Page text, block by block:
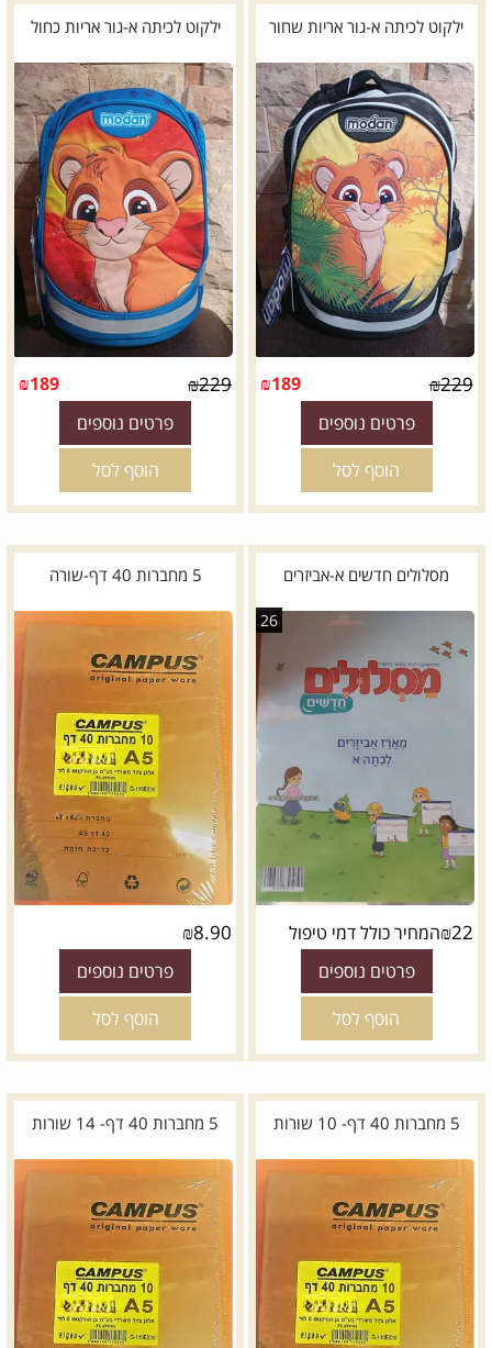
ילקוט לכיתה א-גור אריות שחור
₪229
₪189
פרטים נוספים
הוסף לסל
ילקוט לכיתה א-גור אריות כחול
₪229
₪189
פרטים נוספים
הוסף לסל
מסלולים חדשים א-אביזרים
26
₪22 המחיר כולל דמי טיפול
פרטים נוספים
הוסף לסל
5 מחברות 40 דף-שורה
₪8.90
פרטים נוספים
הוסף לסל
5 מחברות 40 דף- 10 שורות 5 מחברות 40 דף- 14 שורות